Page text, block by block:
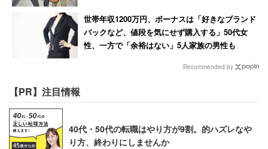
世帯年収1200万円、ボーナスは「好きなブランド
バックなど、値段を気にせず購入する」50代女
性、一方で「余裕はない」5人家族の男性も
Recommended by
【PR】注目情報
40代・50代の転職はやり方が9割。的ハズレなや
り方、終わりにしませんか